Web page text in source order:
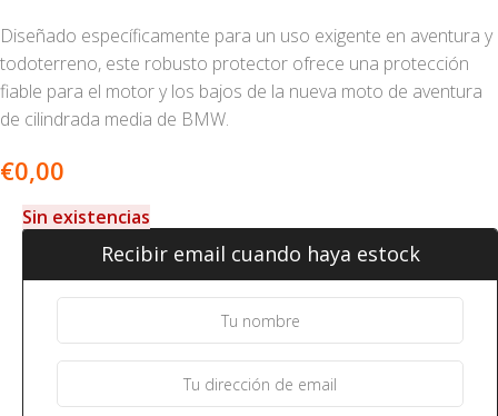
Diseñado específicamente para un uso exigente en aventura y
todoterreno, este robusto protector ofrece una protección
fiable para el motor y los bajos de la nueva moto de aventura
de cilindrada media de BMW.
€0,00
Sin existencias
Recibir email cuando haya estock